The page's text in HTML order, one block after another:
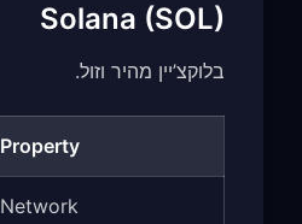
Solana (SOL)
בלוקצ’יין מהיר וזול.
Property
Network